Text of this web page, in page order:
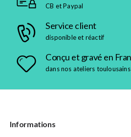
CB et Paypal
Service client
disponible et réactif
Conçu et gravé en
dans nos ateliers toulousains
Informations